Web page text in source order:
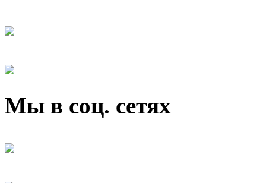
Мы в соц. сетях